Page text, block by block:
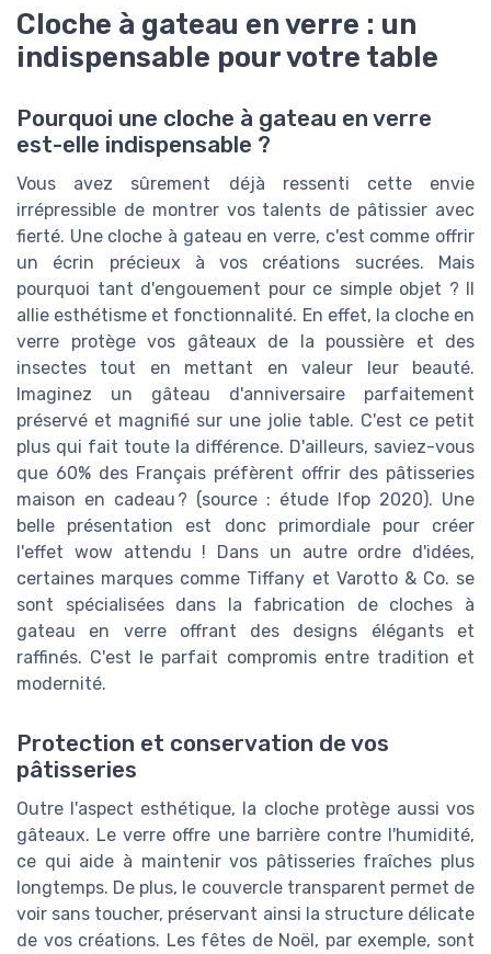
Cloche à gateau en verre : un
indispensable pour votre table
Pourquoi une cloche à gateau en verre
est-elle indispensable ?
Vous avez sûrement déjà ressenti cette envie
irrépressible de montrer vos talents de pâtissier avec
fierté. Une cloche à gateau en verre, c'est comme offrir
un écrin précieux à vos créations sucrées. Mais
pourquoi tant d'engouement pour ce simple objet ? Il
allie esthétisme et fonctionnalité. En effet, la cloche en
verre protège vos gâteaux de la poussière et des
insectes tout en mettant en valeur leur beauté.
Imaginez un gâteau d'anniversaire parfaitement
préservé et magnifié sur une jolie table. C'est ce petit
plus qui fait toute la différence. D'ailleurs, saviez-vous
que 60% des Français préfèrent offrir des pâtisseries
maison en cadeau ? (source : étude Ifop 2020). Une
belle présentation est donc primordiale pour créer
l'effet wow attendu ! Dans un autre ordre d'idées,
certaines marques comme Tiffany et Varotto & Co. se
sont spécialisées dans la fabrication de cloches à
gateau en verre offrant des designs élégants et
raffinés. C'est le parfait compromis entre tradition et
modernité.
Protection et conservation de vos
pâtisseries
Outre l'aspect esthétique, la cloche protège aussi vos
gâteaux. Le verre offre une barrière contre l'humidité,
ce qui aide à maintenir vos pâtisseries fraîches plus
longtemps. De plus, le couvercle transparent permet de
voir sans toucher, préservant ainsi la structure délicate
de vos créations. Les fêtes de Noël, par exemple, sont